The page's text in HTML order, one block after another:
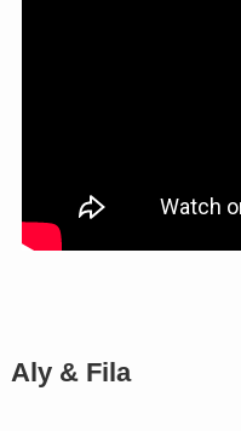
Aly & Fila